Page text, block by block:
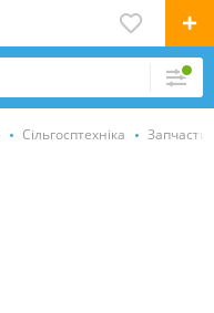
Сільгосптехніка